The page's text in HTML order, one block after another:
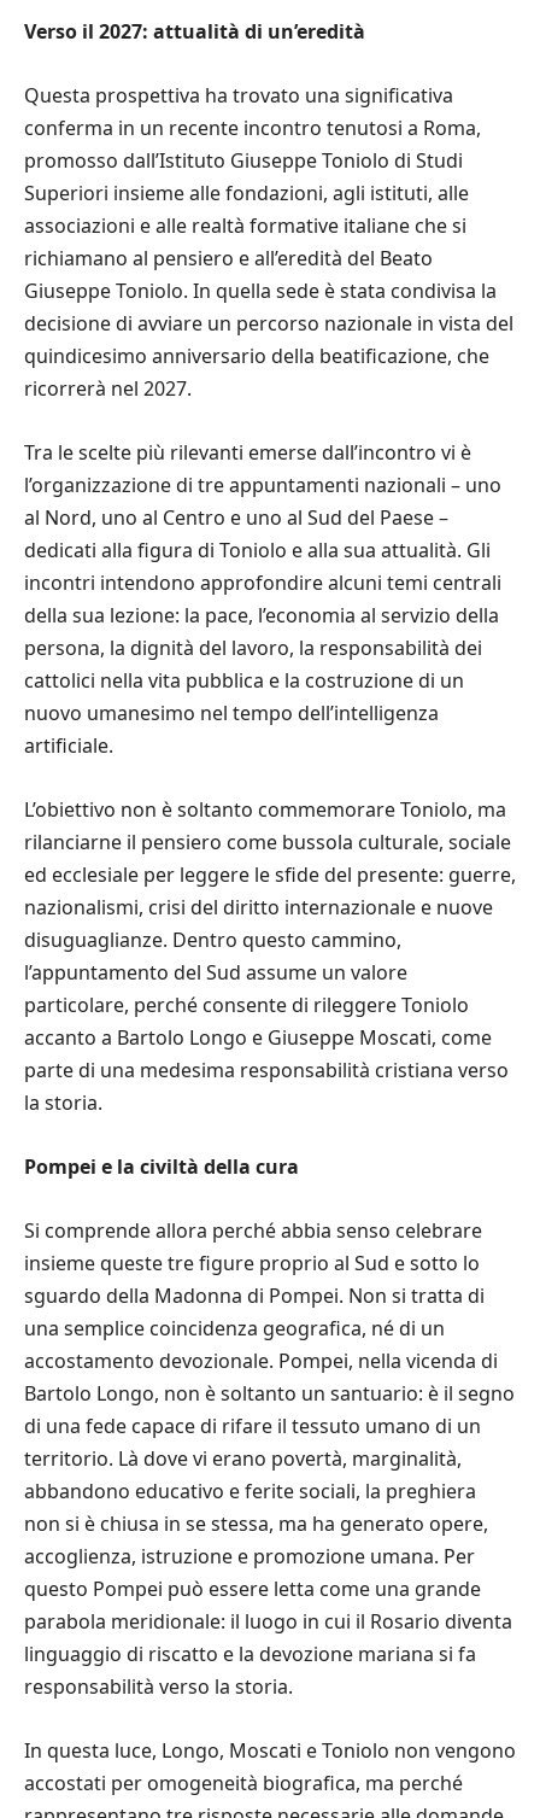
Verso il 2027: attualità di un’eredità
Questa prospettiva ha trovato una significativa
conferma in un recente incontro tenutosi a Roma,
promosso dall’Istituto Giuseppe Toniolo di Studi
Superiori insieme alle fondazioni, agli istituti, alle
associazioni e alle realtà formative italiane che si
richiamano al pensiero e all’eredità del Beato
Giuseppe Toniolo. In quella sede è stata condivisa la
decisione di avviare un percorso nazionale in vista del
quindicesimo anniversario della beatificazione, che
ricorrerà nel 2027.
Tra le scelte più rilevanti emerse dall’incontro vi è
l’organizzazione di tre appuntamenti nazionali – uno
al Nord, uno al Centro e uno al Sud del Paese –
dedicati alla figura di Toniolo e alla sua attualità. Gli
incontri intendono approfondire alcuni temi centrali
della sua lezione: la pace, l’economia al servizio della
persona, la dignità del lavoro, la responsabilità dei
cattolici nella vita pubblica e la costruzione di un
nuovo umanesimo nel tempo dell’intelligenza
artificiale.
L’obiettivo non è soltanto commemorare Toniolo, ma
rilanciarne il pensiero come bussola culturale, sociale
ed ecclesiale per leggere le sfide del presente: guerre,
nazionalismi, crisi del diritto internazionale e nuove
disuguaglianze. Dentro questo cammino,
l’appuntamento del Sud assume un valore
particolare, perché consente di rileggere Toniolo
accanto a Bartolo Longo e Giuseppe Moscati, come
parte di una medesima responsabilità cristiana verso
la storia.
Pompei e la civiltà della cura
Si comprende allora perché abbia senso celebrare
insieme queste tre figure proprio al Sud e sotto lo
sguardo della Madonna di Pompei. Non si tratta di
una semplice coincidenza geografica, né di un
accostamento devozionale. Pompei, nella vicenda di
Bartolo Longo, non è soltanto un santuario: è il segno
di una fede capace di rifare il tessuto umano di un
territorio. Là dove vi erano povertà, marginalità,
abbandono educativo e ferite sociali, la preghiera
non si è chiusa in se stessa, ma ha generato opere,
accoglienza, istruzione e promozione umana. Per
questo Pompei può essere letta come una grande
parabola meridionale: il luogo in cui il Rosario diventa
linguaggio di riscatto e la devozione mariana si fa
responsabilità verso la storia.
In questa luce, Longo, Moscati e Toniolo non vengono
accostati per omogeneità biografica, ma perché